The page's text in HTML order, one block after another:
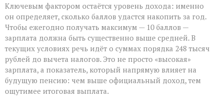
Ключевым фактором остаётся уровень дохода: именно
он определяет, сколько баллов удастся накопить за год.
Чтобы ежегодно получать максимум — 10 баллов —
зарплата должна быть существенно выше средней. В
текущих условиях речь идёт о суммах порядка 248 тысяч
рублей до вычета налогов. Это не просто «высокая»
зарплата, а показатель, который напрямую влияет на
будущую пенсию: чем выше официальный доход, тем
ощутимее итоговая выплата.